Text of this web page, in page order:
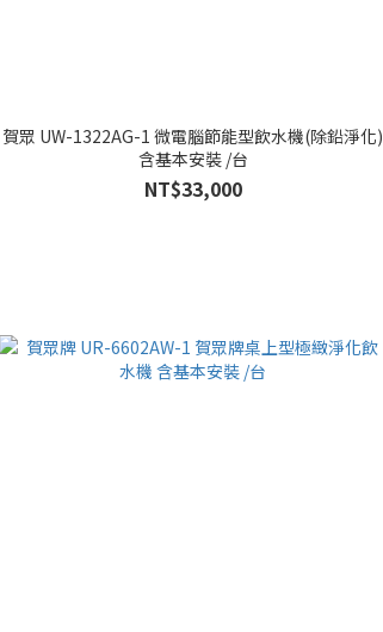
賀眾 UW-1322AG-1 微電腦節能型飲水機(除鉛淨化)
含基本安裝 /台
NT$33,000